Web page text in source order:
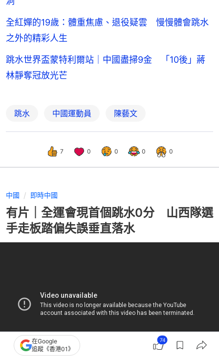
全紅嬋的19歲：體重焦慮、退役疑雲 慢慢體會跳水
之外的精彩人生
跳水世界盃蒙特利爾站｜中國盡掃9金 「10後」蔣
林靜奪冠放光芒
跳水 中國運動員 陳藝文
7 0 0 0 0
中國 即時中國
有片｜全運會現首個跳水0分 山西隊選
手走板踏偏失誤垂直落水
在Google
追蹤《香港01》
74